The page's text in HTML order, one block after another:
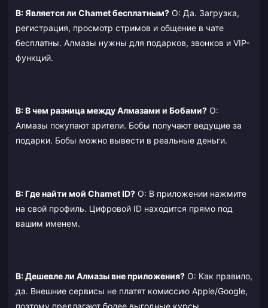
В: Является ли Chamet бесплатным? О: Да. Загрузка,
регистрация, просмотр стримов и общение в чате
бесплатны. Алмазы нужны для подарков, звонков и VIP-
функций.
В: В чем разница между Алмазами и Бобами? О:
Алмазы покупают зрители. Бобы получают ведущие за
подарки. Бобы можно вывести в реальные деньги.
В: Где найти мой Chamet ID? О: В приложении нажмите
на свой профиль. Цифровой ID находится прямо под
вашим именем.
В: Дешевле ли Алмазы вне приложения? О: Как правило,
да. Внешние сервисы не платят комиссию Apple/Google,
поэтому предлагают более выгодные курсы.